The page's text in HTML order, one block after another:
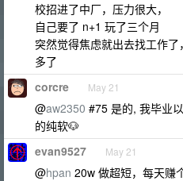
校招进了中厂，压力很大，
自己要了 n+1 玩了三个月
突然觉得焦虑就出去找工作
多了
corcre May 21
@aw2350 #75 是的, 我毕业
的纯软🐶
evan9527 May 21
@hpan 20w 做超短，每天赚